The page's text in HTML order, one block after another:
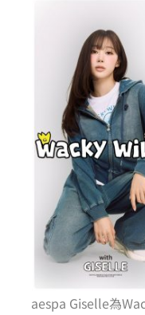
aespa Giselle為